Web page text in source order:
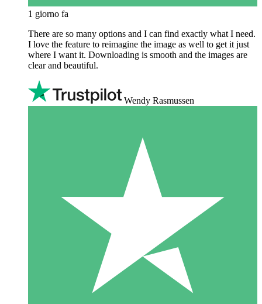
1 giorno fa
There are so many options and I can find exactly what I need.
I love the feature to reimagine the image as well to get it just
where I want it. Downloading is smooth and the images are
clear and beautiful.
Wendy Rasmussen